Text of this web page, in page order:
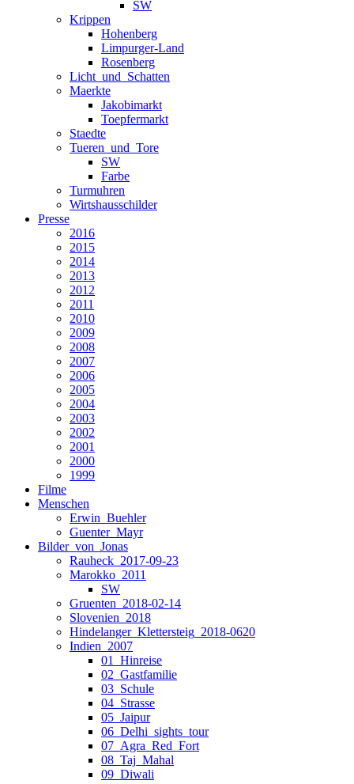
SW
Krippen
Hohenberg
Limpurger-Land
Rosenberg
Licht_und_Schatten
Maerkte
Jakobimarkt
Toepfermarkt
Staedte
Tueren_und_Tore
SW
Farbe
Turmuhren
Wirtshausschilder
Presse
2016
2015
2014
2013
2012
2011
2010
2009
2008
2007
2006
2005
2004
2003
2002
2001
2000
1999
Filme
Menschen
Erwin_Buehler
Guenter_Mayr
Bilder_von_Jonas
Rauheck_2017-09-23
Marokko_2011
SW
Gruenten_2018-02-14
Slovenien_2018
Hindelanger_Klettersteig_2018-0620
Indien_2007
01_Hinreise
02_Gastfamilie
03_Schule
04_Strasse
05_Jaipur
06_Delhi_sights_tour
07_Agra_Red_Fort
08_Taj_Mahal
09_Diwali